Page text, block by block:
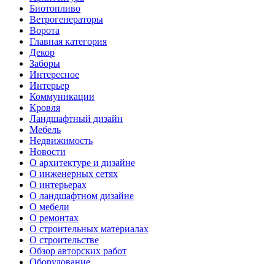
Биотопливо
Ветрогенераторы
Ворота
Главная категория
Декор
Заборы
Интересное
Интерьер
Коммуникации
Кровля
Ландшафтный дизайн
Мебель
Недвижимость
Новости
О архитектуре и дизайне
О инженерных сетях
О интерьерах
О ландшафтном дизайне
О мебели
О ремонтах
О строительных материалах
О строительстве
Обзор авторских работ
Оборудование